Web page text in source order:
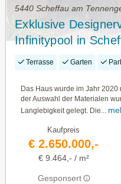
5440 Scheffau am
Exklusive
Infinitypool in
Terrasse Garten
Das Haus wurde im Jahr
der Auswahl der Materialen
Langlebigkeit gelegt. Die...
Kaufpreis
€ 2.650.000,-
€ 9.464,- / m²
Gesponsert